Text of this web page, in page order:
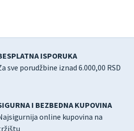
ISPORUKA
sve porudžbine iznad 6.000,00 RSD
I BEZBEDNA KUPOVINA
online kupovina na